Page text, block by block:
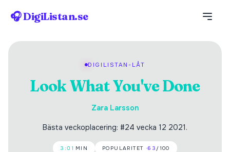
🎧 DigiListan.se
DIGILISTAN-LÅT
Look What You've Done
Zara Larsson
Bästa veckoplacering: #24 vecka 12 2021.
3:01 MIN POPULARITET ·63 /100